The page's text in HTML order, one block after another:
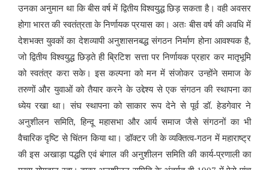
उनका अनुमान था कि बीस वर्ष में द्वितीय विश्वयुद्ध छिड़ सकता है। वही अवसर
होगा भारत की स्वतंत्रता के निर्णायक प्रयास का। अतः बीस वर्ष की अवधि में
देशभक्त युवकों का देशव्यापी अनुशासनबद्ध संगठन निर्माण होना आवश्यक है,
जो द्वितीय विश्वयुद्ध छिड़ते ही ब्रिटिश सत्ता पर निर्णायक प्रहार कर मातृभूमि
को स्वतंत्र करा सके। इस कल्पना को मन में संजोकर उन्होंने समाज के
तरुणों और युवाओं को तैयार करने के उद्देश्य से एक संगठन की स्थापना का
ध्येय रखा था। संघ स्थापना को साकार रूप देने से पूर्व डॉ. हेडगेवार ने
अनुशीलन समिति, हिन्दू महासभा और आर्य समाज जैसे संगठनों का भी
वैचारिक दृष्टि से चिंतन किया था। डॉक्टर जी के व्यक्तित्व-गठन में महाराष्ट्र
की इस अखाड़ा पद्धति एवं बंगाल की अनुशीलन समिति की कार्य-प्रणाली का